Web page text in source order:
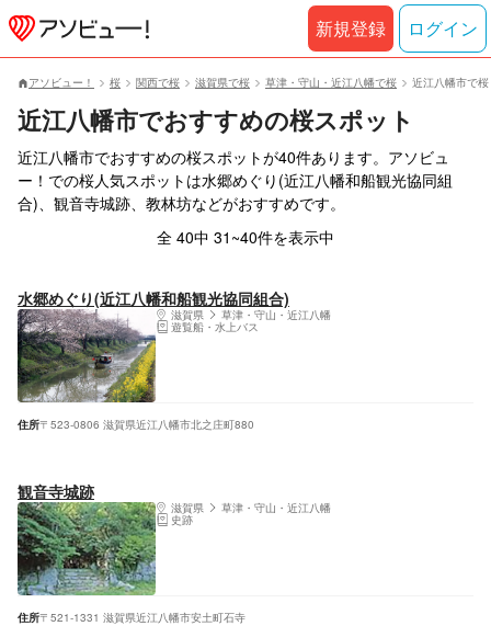
アソビュー！ 桜 関西で桜 滋賀県で桜 草津・守山・近江八幡で桜 近江八幡市で桜
近江八幡市でおすすめの桜スポット
近江八幡市でおすすめの桜スポットが40件あります。アソビュ
ー！での桜人気スポットは水郷めぐり(近江八幡和船観光協同組
合)、観音寺城跡、教林坊などがおすすめです。
全 40中 31~40件を表示中
水郷めぐり(近江八幡和船観光協同組合)
滋賀県 草津・守山・近江八幡
遊覧船・水上バス
住所〒523-0806 滋賀県近江八幡市北之庄町880
観音寺城跡
滋賀県 草津・守山・近江八幡
史跡
住所〒521-1331 滋賀県近江八幡市安土町石寺
新規登録 ログイン